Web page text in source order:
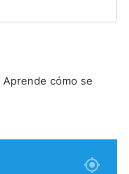
Aprende cómo se